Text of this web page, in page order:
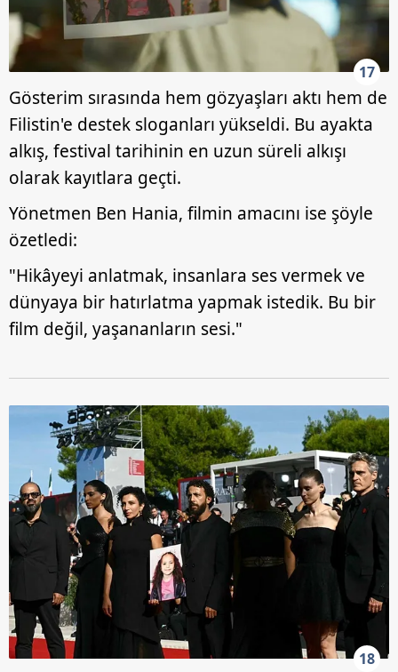
17
Gösterim sırasında hem gözyaşları aktı hem de
Filistin'e destek sloganları yükseldi. Bu ayakta
alkış, festival tarihinin en uzun süreli alkışı
olarak kayıtlara geçti.
Yönetmen Ben Hania, filmin amacını ise şöyle
özetledi:
"Hikâyeyi anlatmak, insanlara ses vermek ve
dünyaya bir hatırlatma yapmak istedik. Bu bir
film değil, yaşananların sesi."
18